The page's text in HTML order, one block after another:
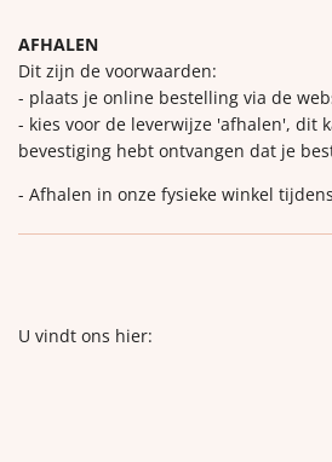
AFHALEN
Dit zijn de voorwaarden:
- plaats je online bestelling via de
- kies voor de leverwijze 'afhalen', dit
bevestiging hebt ontvangen dat je
- Afhalen in onze fysieke winkel
U vindt ons hier: